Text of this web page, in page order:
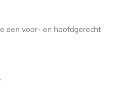
een voor- en hoofdgerecht